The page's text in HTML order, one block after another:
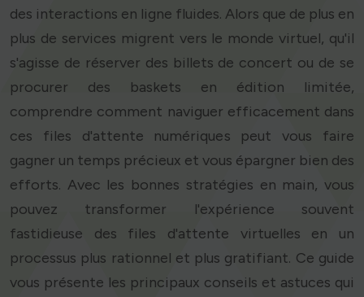
des interactions en ligne fluides. Alors que de plus en
plus de services migrent vers le monde virtuel, qu'il
s'agisse de réserver des billets de concert ou de se
procurer des baskets en édition limitée,
comprendre comment naviguer efficacement dans
ces files d'attente numériques peut vous faire
gagner un temps précieux et vous épargner bien des
efforts. Avec les bonnes stratégies en main, vous
pouvez transformer l'expérience souvent
fastidieuse des files d'attente virtuelles en un
processus plus rationnel et plus gratifiant. Ce guide
vous présente les principaux conseils et astuces qui